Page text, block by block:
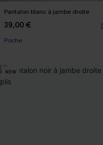
Pantalon blanc à jambe droite
39,00 €
Poche
NEW